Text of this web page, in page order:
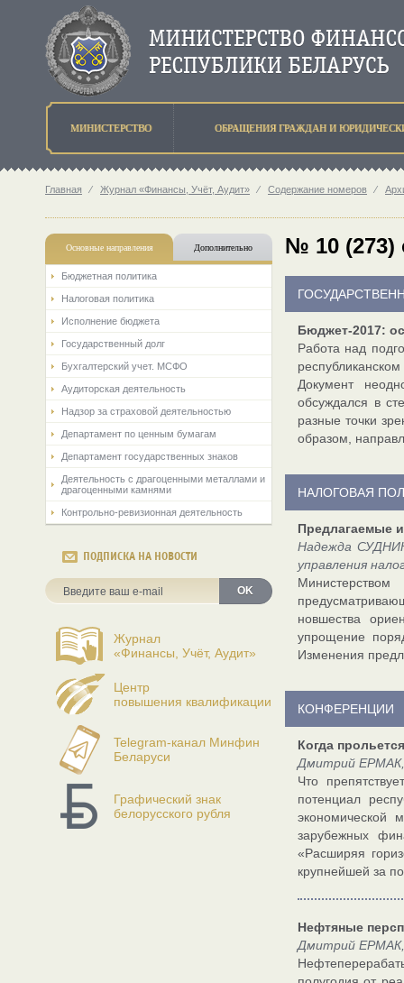
МИНИСТЕРСТВО ОБРАЩЕНИЯ ГРАЖДАН И
Главная ⁄ Журнал «Финансы, Учёт, Аудит» ⁄ Содержание номеров ⁄
Основные направления Дополнительно
Бюджетная политика
Налоговая политика
Исполнение бюджета
Государственный долг
Бухгалтерский учет. МСФО
Аудиторская деятельность
Надзор за страховой деятельностью
Департамент по ценным бумагам
Департамент государственных знаков
Деятельность с драгоценными металлами и
драгоценными камнями
Контрольно-ревизионная деятельность
ПОДПИСКА НА НОВОСТИ
OK
Журнал
«Финансы, Учёт, Аудит»
Центр
повышения квалификации
Telegram-канал Минфин
Беларуси
Графический знак
белорусского рубля
№ 10 (273)
Бюджет-2017:
Работа над
Документ
обсуждался в
разные точки
образом,
НАЛОГОВАЯ
Предлагаемые
Надежда
управления
новшества
упрощение
Изменения
КОНФЕРЕНЦИИ
Когда
Дмитрий
Что
потенциал
экономической
зарубежных
«Расширяя
крупнейшей за
Нефтяные
Дмитрий